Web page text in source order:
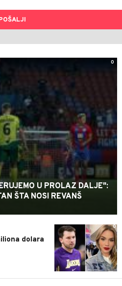
0
U PROLAZ DALJE":
ŠTA NOSI REVANŠ
0
dolara